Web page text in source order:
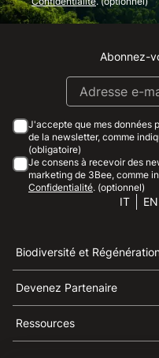
Abonnez-
J'accepte que mes données
de la newsletter, comme
(obligatoire)
Je consens à recevoir des
marketing de 3Bee, comme
Confidentialité. (optionnel)
IT EN
Biodiversité et
Devenez Partenaire
Ressources